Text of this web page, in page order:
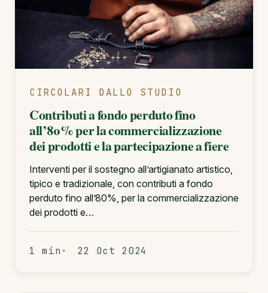
CIRCOLARI DALLO STUDIO
Contributi a fondo perduto fino
all’80% per la commercializzazione
dei prodotti e la partecipazione a fiere
Interventi per il sostegno all’artigianato artistico,
tipico e tradizionale, con contributi a fondo
perduto fino all’80%, per la commercializzazione
dei prodotti e…
1 min 22 Oct 2024